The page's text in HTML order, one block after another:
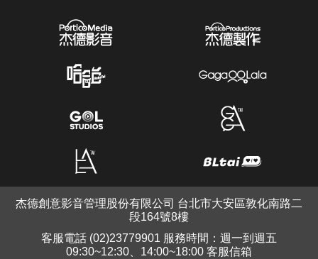
杰德創意影音管理股份有限公司 台北市大安區敦化南路二
段164號8樓
客服電話 (02)23779901 服務時間：週一到週五
09:30~12:30、14:00~18:00 客服信箱